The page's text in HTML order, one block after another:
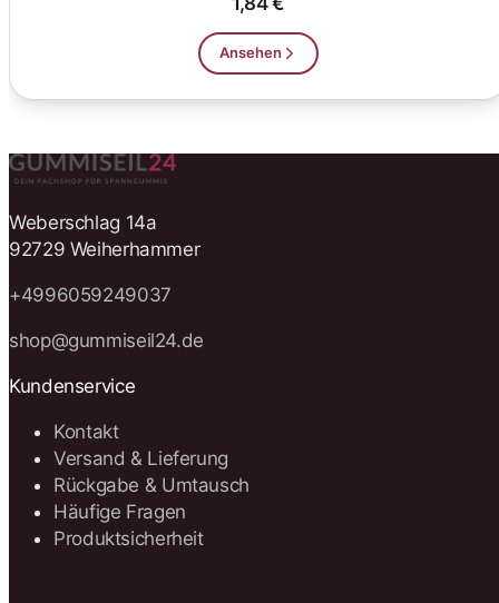
Ansehen
Weberschlag 14a
92729 Weiherhammer
+4996059249037
shop@gummiseil24.de
Kundenservice
Kontakt
Versand & Lieferung
Rückgabe & Umtausch
Häufige Fragen
Produktsicherheit